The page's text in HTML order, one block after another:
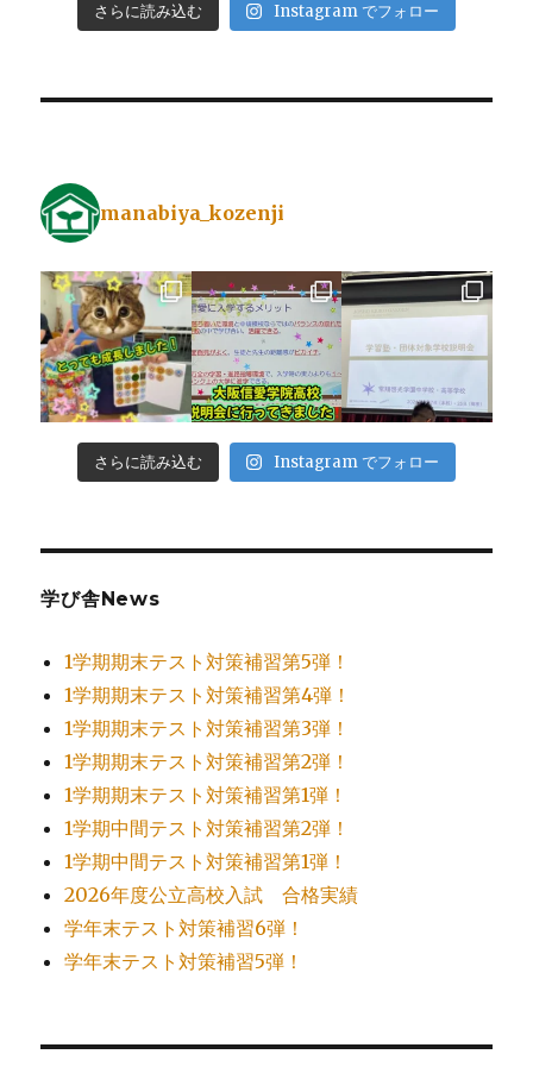
さらに読み込む Instagram でフォロー
manabiya_kozenji
さらに読み込む Instagram でフォロー
学び舎News
1学期期末テスト対策補習第5弾！
1学期期末テスト対策補習第4弾！
1学期期末テスト対策補習第3弾！
1学期期末テスト対策補習第2弾！
1学期期末テスト対策補習第1弾！
1学期中間テスト対策補習第2弾！
1学期中間テスト対策補習第1弾！
2026年度公立高校入試 合格実績
学年末テスト対策補習6弾！
学年末テスト対策補習5弾！